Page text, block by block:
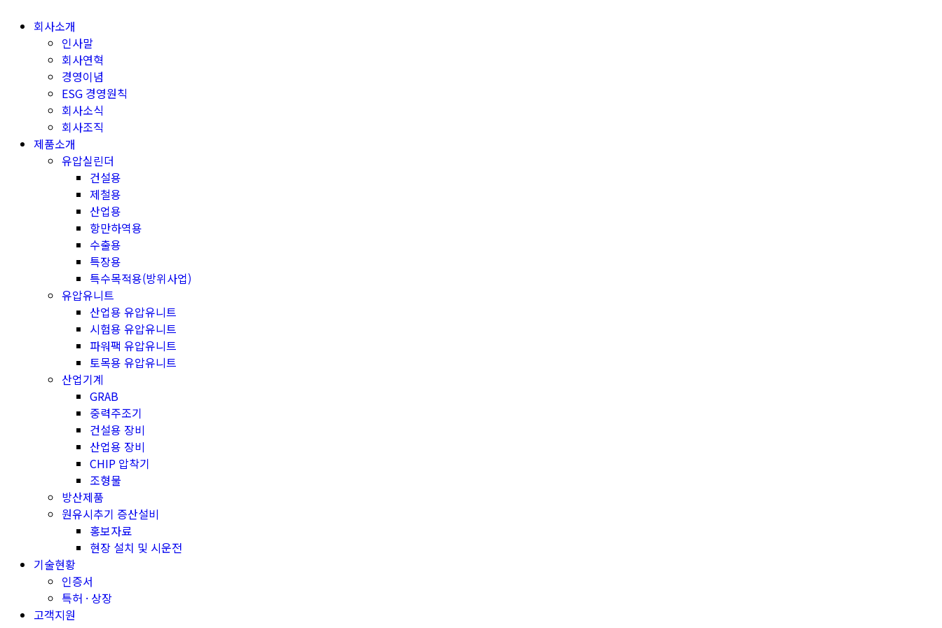
회사소개
인사말
회사연혁
경영이념
ESG 경영원칙
회사소식
회사조직
제품소개
유압실린더
건설용
제철용
산업용
항만하역용
수출용
특장용
특수목적용(방위사업)
유압유니트
산업용 유압유니트
시험용 유압유니트
파워팩 유압유니트
토목용 유압유니트
산업기계
GRAB
중력주조기
건설용 장비
산업용 장비
CHIP 압착기
조형물
방산제품
원유시추기 증산설비
홍보자료
현장 설치 및 시운전
기술현황
인증서
특허 · 상장
고객지원